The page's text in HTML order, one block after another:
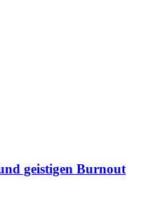
geistigen Burnout